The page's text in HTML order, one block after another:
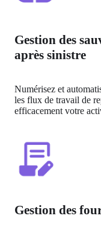
Gestion des
après sinistre
Numérisez et
les flux de travail de
efficacement votre
Gestion des